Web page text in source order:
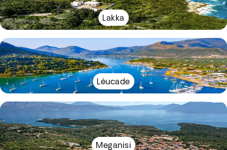
Lakka
Léucade
Meganisi